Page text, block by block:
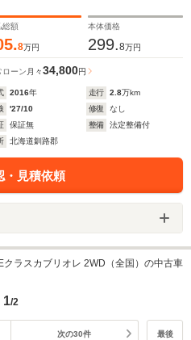
総額
8万円
本体価格
299.8万円
ローン 月々34,800円
2016年 走行 2.8万km
'27/10 修復
なし
保証無 整備
法定整備付
北海道釧路郡
・見積依頼
クラスカブリオレ 2WD（全国）の中古車
1/2
次の30件 最後